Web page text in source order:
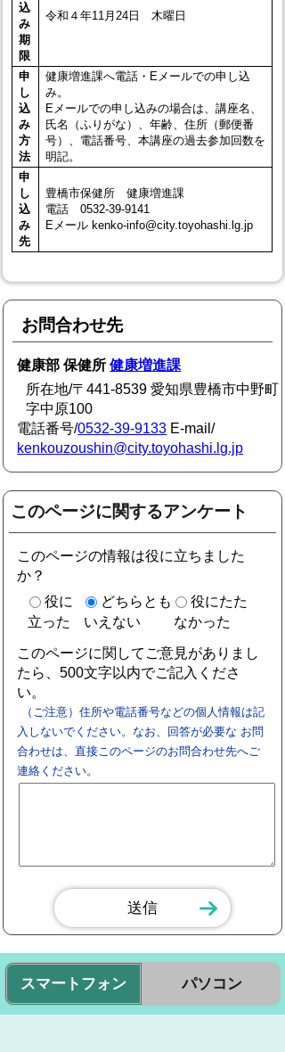
込
み
期
限
令和４年11月24日 木曜日
申
し
込
み
方
法
健康増進課へ電話・Eメールでの申し込
み。
Eメールでの申し込みの場合は、講座名、
氏名（ふりがな）、年齢、住所（郵便番
号）、電話番号、本講座の過去参加回数を
明記。
申
し
込
み
先
豊橋市保健所 健康増進課
電話 0532-39-9141
Eメール kenko-info@city.toyohashi.lg.jp
お問合わせ先
健康部 保健所健康増進課
所在地/〒441-8539 愛知県豊橋市中野町
字中原100
電話番号/0532-39-9133 E-mail/
kenkouzoushin@city.toyohashi.lg.jp
このページに関するアンケート
このページの情報は役に立ちました
か？
役に
立った
どちらとも
いえない
役にたた
なかった
このページに関してご意見がありまし
たら、500文字以内でご記入くださ
い。
（ご注意）住所や電話番号などの個人情報は記
入しないでください。なお、回答が必要な お問
合わせは、直接このページのお問合わせ先へご
連絡ください。
スマートフォン パソコン